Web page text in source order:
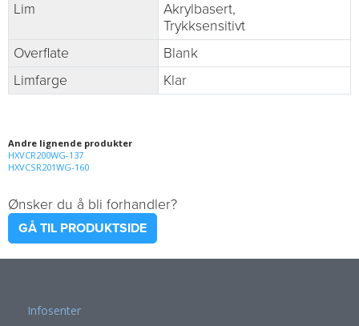
Lim
Akrylbasert,
Trykksensitivt
Overflate
Blank
Limfarge
Klar
Andre lignende produkter
HXVCR200WG-137
HXVCSR201WG-160
Ønsker du å bli forhandler?
GÅ TIL PRODUKTSIDE
Infosenter